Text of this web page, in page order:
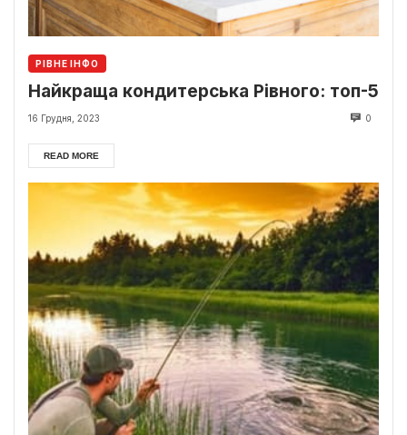
РІВНЕ ІНФО
Найкраща кондитерська Рівного: топ-5
16 Грудня, 2023 0
READ MORE